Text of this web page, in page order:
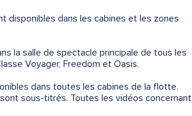
disponibles dans les cabines et les zones
la salle de spectacle principale de tous les
Voyager, Freedom et Oasis.
dans toutes les cabines de la flotte.
sous-titrés. Toutes les vidéos concernant